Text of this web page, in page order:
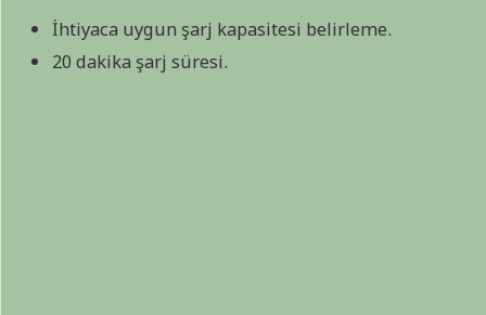
İhtiyaca uygun şarj kapasitesi belirleme.
20 dakika şarj süresi.